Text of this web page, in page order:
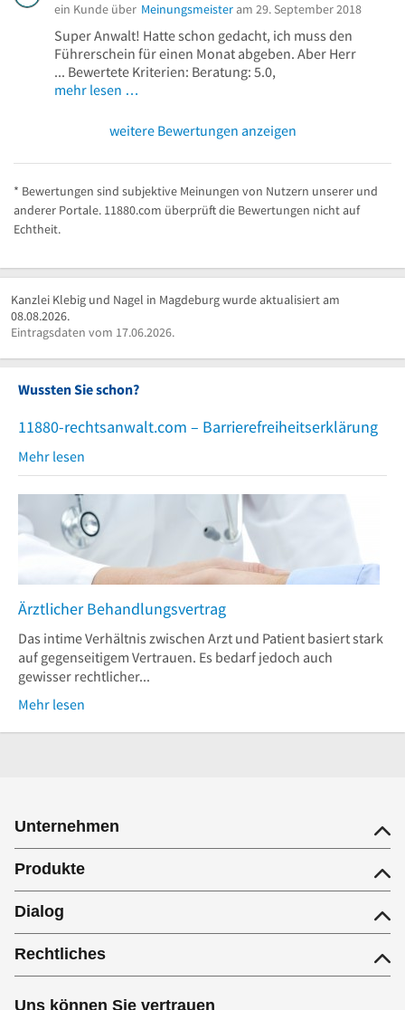
ein Kunde über Meinungsmeister am 29. September 2018
Super Anwalt! Hatte schon gedacht, ich muss den
Führerschein für einen Monat abgeben. Aber Herr
... Bewertete Kriterien: Beratung: 5.0,
mehr lesen …
weitere Bewertungen anzeigen
* Bewertungen sind subjektive Meinungen von Nutzern unserer und
anderer Portale. 11880.com überprüft die Bewertungen nicht auf
Echtheit.
Kanzlei Klebig und Nagel in Magdeburg wurde aktualisiert am
08.08.2026.
Eintragsdaten vom 17.06.2026.
Wussten Sie schon?
11880-rechtsanwalt.com – Barrierefreiheitserklärung
Mehr lesen
Ärztlicher Behandlungsvertrag
Das intime Verhältnis zwischen Arzt und Patient basiert stark
auf gegenseitigem Vertrauen. Es bedarf jedoch auch
gewisser rechtlicher...
Mehr lesen
Unternehmen
Produkte
Dialog
Rechtliches
Uns können Sie vertrauen